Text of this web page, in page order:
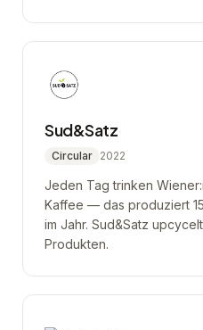
Sud&Satz
Circular 2022
Jeden Tag trinken
Kaffee — das produziert
im Jahr. Sud&Satz
Produkten.